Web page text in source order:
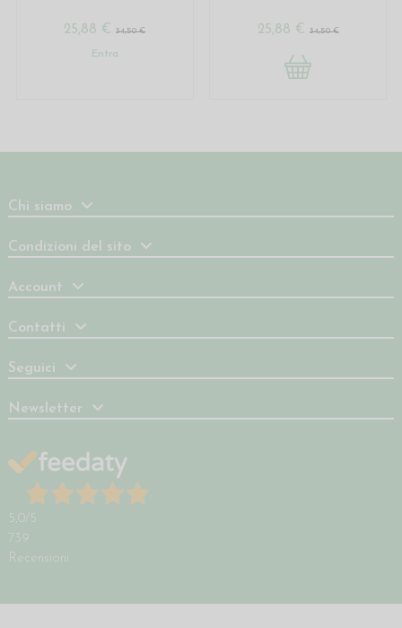
25,88 €34,50 €
Entra
25,88 € 34,50 €
Chi siamo
Condizioni del sito
Account
Contatti
Seguici
Newsletter
5,0 /5
739
Recensioni